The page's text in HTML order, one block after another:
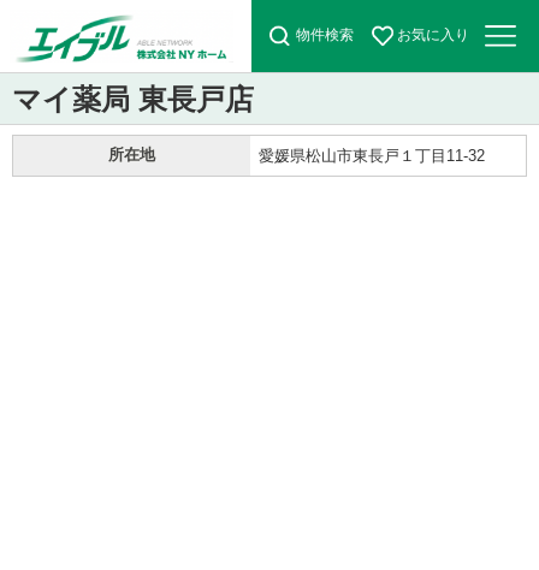
物件検索 お気に入り
マイ薬局 東長戸店
所在地 愛媛県松山市東長戸１丁目11-32